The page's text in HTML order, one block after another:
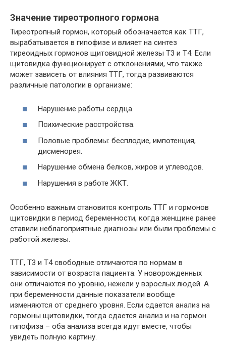
Значение тиреотропного гормона
Тиреотропный гормон, который обозначается как ТТГ,
вырабатывается в гипофизе и влияет на синтез
тиреоидных гормонов щитовидной железы Т3 и Т4. Если
щитовидка функционирует с отклонениями, что также
может зависеть от влияния ТТГ, тогда развиваются
различные патологии в организме:
Нарушение работы сердца.
Психические расстройства.
Половые проблемы: бесплодие, импотенция,
дисменорея.
Нарушение обмена белков, жиров и углеводов.
Нарушения в работе ЖКТ.
Особенно важным становится контроль ТТГ и гормонов
щитовидки в период беременности, когда женщине ранее
ставили неблагоприятные диагнозы или были проблемы с
работой железы.
ТТГ, Т3 и Т4 свободные отличаются по нормам в
зависимости от возраста пациента. У новорожденных
они отличаются по уровню, нежели у взрослых людей. А
при беременности данные показатели вообще
изменяются от среднего уровня. Если сдается анализ на
гормоны щитовидки, тогда сдается анализ и на гормон
гипофиза – оба анализа всегда идут вместе, чтобы
увидеть полную картину.